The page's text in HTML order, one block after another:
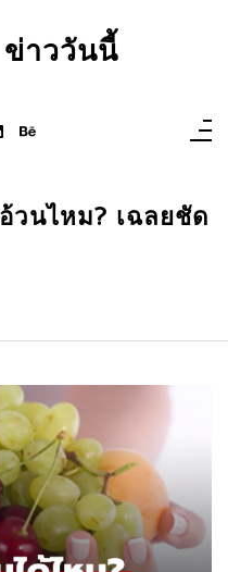
าววันนี้
วนไหม? เฉลยชัด